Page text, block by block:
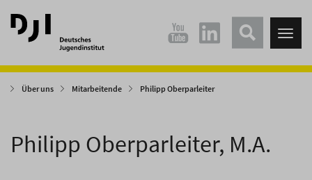
Direkt
zum
Hauptinhalt
Direkt
zum
Hauptmenü
Über uns Mitarbeitende Philipp Oberparleiter
Philipp Oberparleiter, M.A.